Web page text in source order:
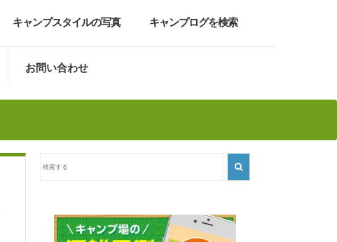
キャンプスタイルの写真 キャンプログを検索
お問い合わせ